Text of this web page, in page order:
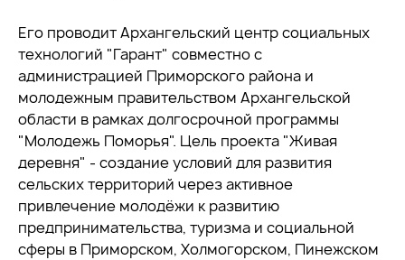
Его проводит Архангельский центр социальных
технологий "Гарант" совместно с
администрацией Приморского района и
молодежным правительством Архангельской
области в рамках долгосрочной программы
"Молодежь Поморья". Цель проекта "Живая
деревня" - создание условий для развития
сельских территорий через активное
привлечение молодёжи к развитию
предпринимательства, туризма и социальной
сферы в Приморском, Холмогорском, Пинежском